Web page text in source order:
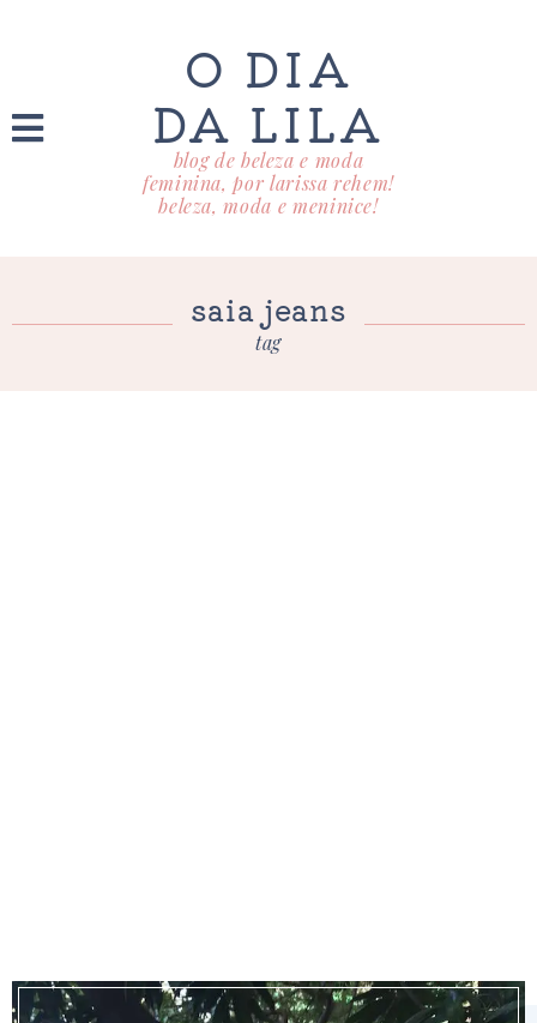
O DIA
DA LILA
blog de beleza e moda
feminina, por larissa rehem!
beleza, moda e meninice!
saia jeans
tag